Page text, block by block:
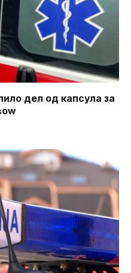
дел од капсула за